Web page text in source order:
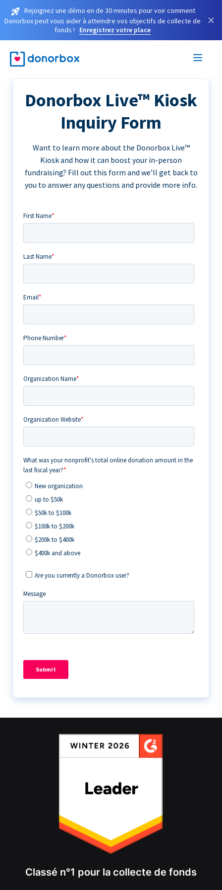
Rejoignez une démo en de 30 minutes pour voir comment
Donorbox peut vous aider à atteindre vos objectifs de collecte de
fonds !
Enregistrez votre place
×
Donorbox Live™ Kiosk
Inquiry Form
Want to learn more about the Donorbox Live™
Kiosk and how it can boost your in-person
fundraising? Fill out this form and we’ll get back to
you to answer any questions and provide more info.
Classé n°1 pour la collecte de fonds